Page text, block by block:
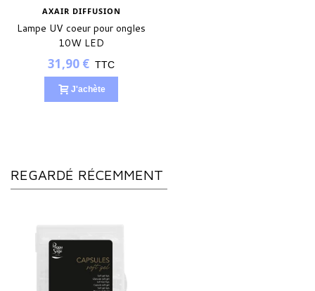
AXAIR DIFFUSION
Lampe UV coeur pour ongles
10W LED
31,90 € TTC
J'achète
REGARDÉ RÉCEMMENT